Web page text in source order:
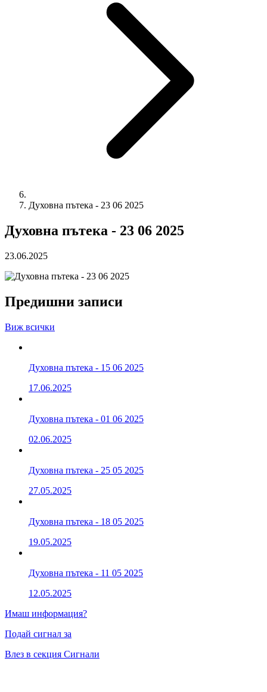
Духовна пътека - 23 06 2025
Духовна пътека - 23 06 2025
23.06.2025
Предишни записи
Виж всички
Духовна пътека - 15 06 2025
17.06.2025
Духовна пътека - 01 06 2025
02.06.2025
Духовна пътека - 25 05 2025
27.05.2025
Духовна пътека - 18 05 2025
19.05.2025
Духовна пътека - 11 05 2025
12.05.2025
Имаш информация?
Подай сигнал за
Влез в секция Сигнали